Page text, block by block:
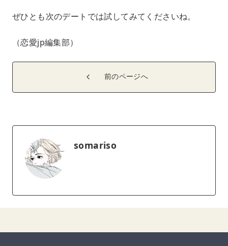
ぜひとも次のデートでは試してみてくださいね。
（恋愛jp編集部）
前のページへ
somariso